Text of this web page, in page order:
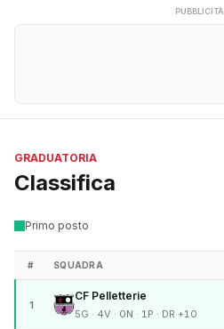
PUBBLICITÀ
GRADUATORIA
Classifica
Primo posto
# SQUADRA
1
CF Pelletterie
5G · 4V · 0N · 1P · DR +10